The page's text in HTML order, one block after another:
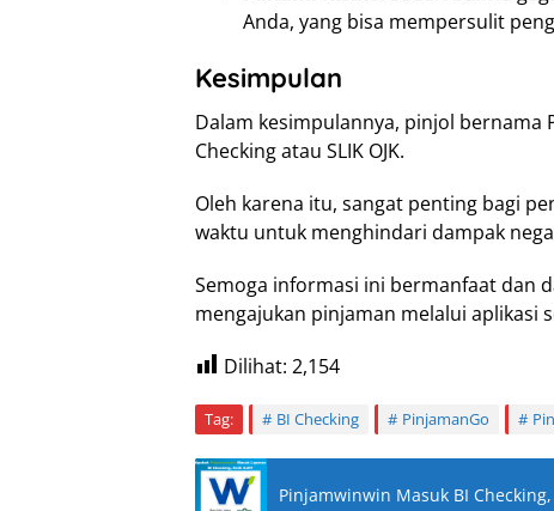
Anda, yang bisa mempersulit
Kesimpulan
Dalam kesimpulannya, pinjol bernama
Checking atau SLIK OJK.
Oleh karena itu, sangat penting bagi
waktu untuk menghindari dampak
Semoga informasi ini bermanfaat dan
mengajukan pinjaman melalui aplikasi
Dilihat: 2,154
Tag: BI Checking PinjamanGo
Pinjamwinwin Masuk BI Checking,